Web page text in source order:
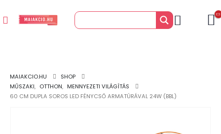
MAIAKCIO.HU
SHOP
MŰSZAKI, OTTHON, MENNYEZETI VILÁGÍTÁS
60 CM DUPLA SOROS LED FÉNYCSŐ ARMATÚRÁVAL 24W (BBL)